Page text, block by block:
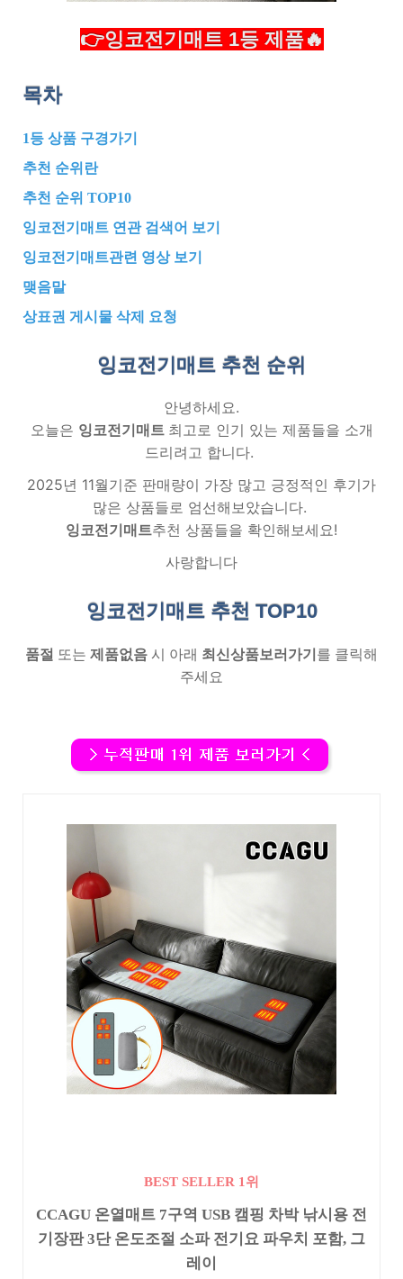
👉잉코전기매트 1등 제품🔥
목차
1등 상품 구경가기
추천 순위란
추천 순위 TOP10
잉코전기매트 연관 검색어 보기
잉코전기매트관련 영상 보기
맺음말
상표권 게시물 삭제 요청
잉코전기매트 추천 순위
안녕하세요.
오늘은 잉코전기매트 최고로 인기 있는 제품들을 소개
드리려고 합니다.
2025년 11월기준 판매량이 가장 많고 긍정적인 후기가
많은 상품들로 엄선해보았습니다.
잉코전기매트추천 상품들을 확인해보세요!
사랑합니다
잉코전기매트 추천 TOP10
품절 또는 제품없음 시 아래 최신상품보러가기 를 클릭해
주세요
BEST SELLER 1위
CCAGU 온열매트 7구역 USB 캠핑 차박 낚시용 전
기장판 3단 온도조절 소파 전기요 파우치 포함, 그
레이